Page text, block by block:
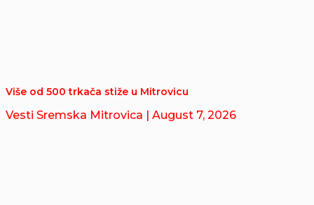
Više od 500 trkača stiže u Mitrovicu
Vesti Sremska Mitrovica | August 7, 2026